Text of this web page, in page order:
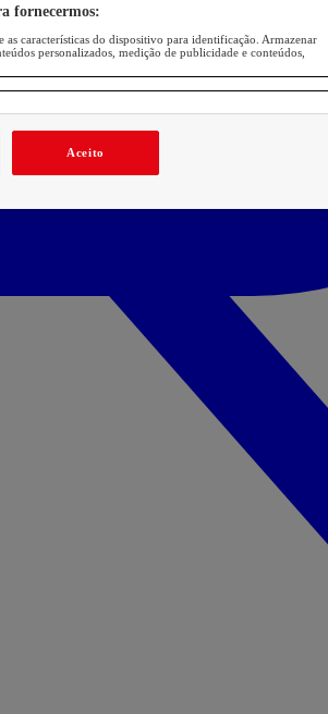
fornecermos:
características do dispositivo para identificação. Armazenar
personalizados, medição de publicidade e conteúdos,
Aceito